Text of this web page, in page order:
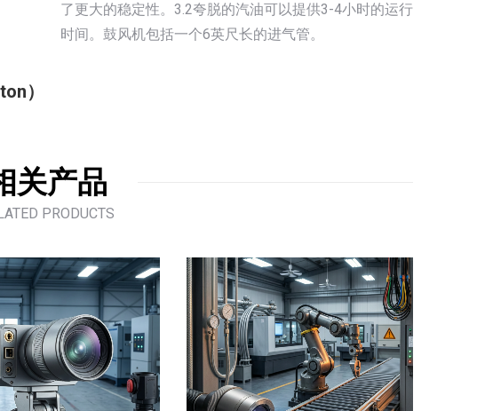
了更大的稳定性。3.2夸脱的汽油可以提供3-4小时的运行
时间。鼓风机包括一个6英尺长的进气管。
）
关产品
PRODUCTS